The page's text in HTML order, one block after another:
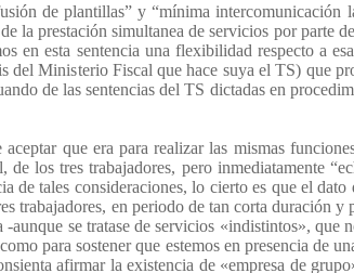
de plantillas” y “mínima intercomunicación
la prestación simultanea de servicios por parte
en esta sentencia una flexibilidad respecto a
del Ministerio Fiscal que hace suya el TS) que
de las sentencias del TS dictadas en
que era para realizar las mismas
los tres trabajadores, pero inmediatamente
tales consideraciones, lo cierto es que el dato
trabajadores, en periodo de tan corta duración y
se tratase de servicios «indistintos», que
para sostener que estemos en presencia de
afirmar la existencia de «empresa de